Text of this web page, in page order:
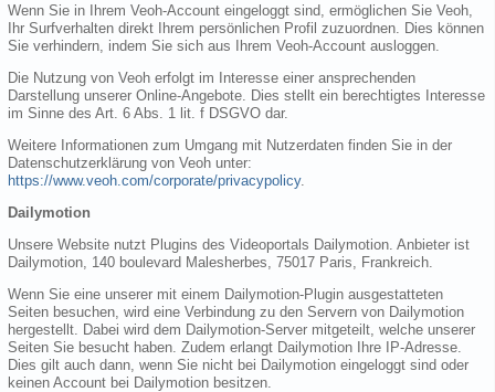
Wenn Sie in Ihrem Veoh-Account eingeloggt sind, ermöglichen Sie Veoh,
Ihr Surfverhalten direkt Ihrem persönlichen Profil zuzuordnen. Dies können
Sie verhindern, indem Sie sich aus Ihrem Veoh-Account ausloggen.
Die Nutzung von Veoh erfolgt im Interesse einer ansprechenden
Darstellung unserer Online-Angebote. Dies stellt ein berechtigtes Interesse
im Sinne des Art. 6 Abs. 1 lit. f DSGVO dar.
Weitere Informationen zum Umgang mit Nutzerdaten finden Sie in der
Datenschutzerklärung von Veoh unter:
https://www.veoh.com/corporate/privacypolicy.
Dailymotion
Unsere Website nutzt Plugins des Videoportals Dailymotion. Anbieter ist
Dailymotion, 140 boulevard Malesherbes, 75017 Paris, Frankreich.
Wenn Sie eine unserer mit einem Dailymotion-Plugin ausgestatteten
Seiten besuchen, wird eine Verbindung zu den Servern von Dailymotion
hergestellt. Dabei wird dem Dailymotion-Server mitgeteilt, welche unserer
Seiten Sie besucht haben. Zudem erlangt Dailymotion Ihre IP-Adresse.
Dies gilt auch dann, wenn Sie nicht bei Dailymotion eingeloggt sind oder
keinen Account bei Dailymotion besitzen.